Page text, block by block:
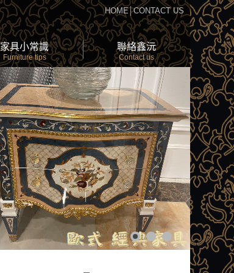
HOME│CONTACT US
家具小常識
Furniture tips
聯絡鑫沅
Contact us